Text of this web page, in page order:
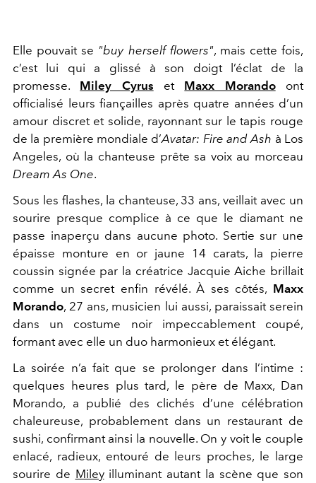
Elle pouvait se "buy herself flowers", mais cette fois,
c’est lui qui a glissé à son doigt l’éclat de la
promesse. Miley Cyrus et Maxx Morandoont
officialisé leurs fiançailles après quatre années d’un
amour discret et solide, rayonnant sur le tapis rouge
de la première mondiale d’Avatar: Fire and Ash à Los
Angeles, où la chanteuse prête sa voix au morceau
Dream As One.
Sous les flashes, la chanteuse, 33 ans, veillait avec un
sourire presque complice à ce que le diamant ne
passe inaperçu dans aucune photo. Sertie sur une
épaisse monture en or jaune 14 carats, la pierre
coussin signée par la créatrice Jacquie Aiche brillait
comme un secret enfin révélé. À ses côtés, Maxx
Morando, 27 ans, musicien lui aussi, paraissait serein
dans un costume noir impeccablement coupé,
formant avec elle un duo harmonieux et élégant.
La soirée n’a fait que se prolonger dans l’intime :
quelques heures plus tard, le père de Maxx, Dan
Morando, a publié des clichés d’une célébration
chaleureuse, probablement dans un restaurant de
sushi, confirmant ainsi la nouvelle. On y voit le couple
enlacé, radieux, entouré de leurs proches, le large
sourire de Mileyilluminant autant la scène que son